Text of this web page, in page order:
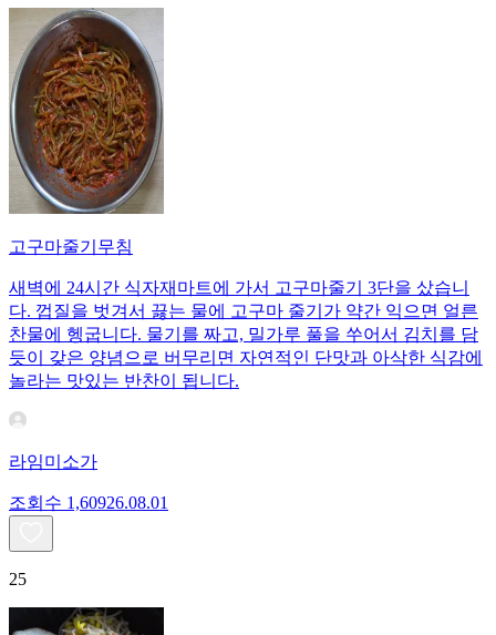
고구마줄기무침
새벽에 24시간 식자재마트에 가서 고구마줄기 3단을 샀습니
다. 껍질을 벗겨서 끓는 물에 고구마 줄기가 약간 익으면 얼른
찬물에 헹굽니다. 물기를 짜고, 밀가루 풀을 쑤어서 김치를 담
듯이 갖은 양념으로 버무리면 자연적인 단맛과 아삭한 식감에
놀라는 맛있는 반찬이 됩니다.
라임미소가
조회수 1,60926.08.01
25